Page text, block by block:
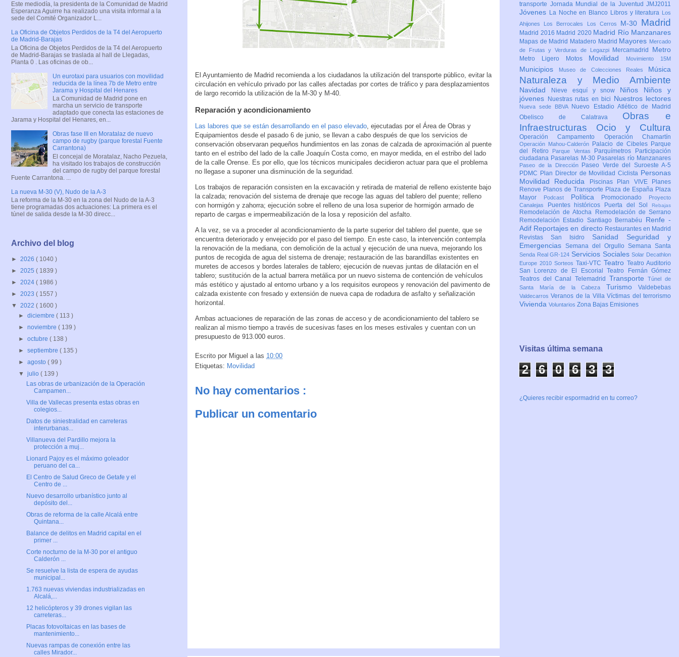
El Ayuntamiento de Madrid recomienda a los ciudadanos la utilización del transporte público, evitar la
circulación en vehículo privado por las calles afectadas por cortes de tráfico y para desplazamientos
de largo recorrido la utilización de la M-30 y M-40.
Reparación y acondicionamiento
Las labores que se están desarrollando en el paso elevado , ejecutadas por el Área de Obras y
Equipamientos desde el pasado 6 de junio, se llevan a cabo después de que los servicios de
conservación observaran pequeños hundimientos en las zonas de calzada de aproximación al puente
tanto en el estribo del lado de la calle Joaquín Costa como, en mayor medida, en el estribo del lado
de la calle Orense. Es por ello, que los técnicos municipales decidieron actuar para que el problema
no llegase a suponer una disminución de la seguridad.
Los trabajos de reparación consisten en la excavación y retirada de material de relleno existente bajo
la calzada; renovación del sistema de drenaje que recoge las aguas del tablero del puente; relleno
con hormigón y zahorra; ejecución sobre el relleno de una losa superior de hormigón armado de
reparto de cargas e impermeabilización de la losa y reposición del asfalto.
A la vez, se va a proceder al acondicionamiento de la parte superior del tablero del puente, que se
encuentra deteriorado y envejecido por el paso del tiempo. En este caso, la intervención contempla
la renovación de la mediana, con demolición de la actual y ejecución de una nueva, mejorando los
puntos de recogida de agua del sistema de drenaje; restauración de las barandillas existentes en
muretes de accesos y bordes laterales de tablero; ejecución de nuevas juntas de dilatación en el
tablero; sustitución de la actual barrera metálica por un nuevo sistema de contención de vehículos
más estético y ajustado al entorno urbano y a los requisitos europeos y renovación del pavimento de
calzada existente con fresado y extensión de nueva capa de rodadura de asfalto y señalización
horizontal.
Ambas actuaciones de reparación de las zonas de acceso y de acondicionamiento del tablero se
realizan al mismo tiempo a través de sucesivas fases en los meses estivales y cuentan con un
presupuesto de 913.000 euros.
Escrito por Miguel a las 10:00
Etiquetas: Movilidad
No hay comentarios :
Publicar un comentario
Este mediodía, la presidenta de la Comunidad de Madrid
Esperanza Aguirre ha realizado una visita informal a la
sede del Comité Organizador L...
La Oficina de Objetos Perdidos de la T4 del Aeropuerto
de Madrid-Barajas
La Oficina de Objetos Perdidos de la T4 del Aeropuerto
de Madrid-Barajas se traslada al hall de Llegadas,
Planta 0 . Las oficinas de ob...
Un eurotaxi para usuarios con movilidad
reducida de la línea 7b de Metro entre
Jarama y Hospital del Henares
La Comunidad de Madrid pone en
marcha un servicio de transporte
adaptado que conecta las estaciones de
Jarama y Hospital del Henares, en...
Obras fase III en Moratalaz de nuevo
campo de rugby (parque forestal Fuente
Carrantona)
El concejal de Moratalaz, Nacho Pezuela,
ha visitado los trabajos de construcción
del campo de rugby del parque forestal
Fuente Carrantona. ...
La nueva M-30 (V), Nudo de la A-3
La reforma de la M-30 en la zona del Nudo de la A-3
tiene programadas dos actuaciones: La primera es el
túnel de salida desde la M-30 direcc...
Archivo del blog
► 2026 ( 1040 )
► 2025 ( 1839 )
► 2024 ( 1986 )
► 2023 ( 1557 )
▼ 2022 ( 1600 )
►diciembre( 113 )
►noviembre( 139 )
►octubre( 138 )
►septiembre( 135 )
►agosto( 99 )
▼julio( 139 )
Las obras de urbanización de la Operación
Campamen...
Villa de Vallecas presenta estas obras en
colegios...
Datos de siniestralidad en carreteras
interurbanas...
Villanueva del Pardillo mejora la
protección a muj...
Lionard Pajoy es el máximo goleador
peruano del ca...
El Centro de Salud Greco de Getafe y el
Centro de ...
Nuevo desarrollo urbanístico junto al
depósito del...
Obras de reforma de la calle Alcalá entre
Quintana...
Balance de delitos en Madrid capital en el
primer ...
Corte nocturno de la M-30 por el antiguo
Calderón ...
Se resuelve la lista de espera de ayudas
municipal...
1.763 nuevas viviendas industrializadas en
Alcalá,...
12 helicópteros y 39 drones vigilan las
carreteras...
Placas fotovoltaicas en las bases de
mantenimiento...
Nuevas rampas de conexión entre las
calles Mirador...
transporte Jornada Mundial de la Juventud JMJ2011
Jóvenes La Noche en Blanco Libros y literatura
Los
Ahijones
Los Berrocales Los Cerros M-30 Madrid
Madrid 2016 Madrid 2020 Madrid Río Manzanares
Mapas de Madrid Matadero Madrid Mayores Mercado
de Frutas y Verduras de Legazpi
Mercamadrid Metro
Metro Ligero Motos Movilidad Movimiento 15M
Municipios Museo de Colecciones Reales Música
Naturaleza y Medio Ambiente
Navidad Nieve esquí y snow Niños Niños y
jóvenes
Nuestras rutas en bici Nuestros lectores
Nueva sede BBVA
Nuevo Estadio Atlético de Madrid
Obelisco de Calatrava Obras e
Infraestructuras Ocio y Cultura
Operación Campamento Operación Chamartín
Operación Mahou-Calderón Palacio de Cibeles Parque
del Retiro
Parque Ventas Parquímetros
Participación
ciudadana Pasarelas M-30 Pasarelas río Manzanares
Paseo de la Dirección
Paseo Verde del Suroeste A-5
PDMC Plan Director de Movilidad Ciclista Personas
Movilidad Reducida
Piscinas Plan VIVE
Planes
Renove Planos de Transporte Plaza de España Plaza
Mayor
Podcast Política Promocionado
Proyecto
Canalejas
Puentes históricos Puerta del Sol Rebajas
Remodelación de Atocha
Remodelación de Serrano
Remodelación Estadio Santiago Bernabéu Renfe -
Adif Reportajes en directo Restaurantes en Madrid
Revistas San Isidro Sanidad Seguridad y
Emergencias Semana del Orgullo Semana Santa
Senda Real GR-124 Servicios SocialesSolar Decathlon
Europe 2010 Sorteos Taxi-VTC Teatro Teatro Auditorio
San Lorenzo de El EscorialTeatro Fernán Gómez
Teatros del Canal Telemadrid TransporteTúnel de
Santa María de la Cabeza Turismo Valdebebas
ValdecarrosVeranos de la VillaVíctimas del terrorismo
Vivienda Voluntarios Zona Bajas Emisiones
Visitas última semana
2 6 0 6 3 3
¿Quieres recibir espormadrid en tu correo?